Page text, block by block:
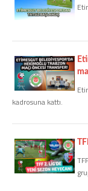
kadrosuna kattı.